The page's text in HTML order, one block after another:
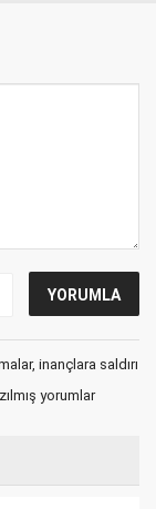
inançlara saldırı
yorumlar